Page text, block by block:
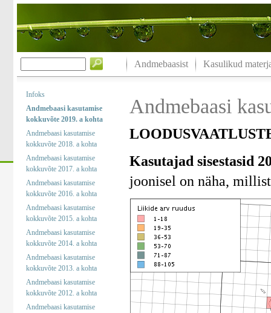
Andmebaasist Kasulikud
Infoks
Andmebaasi kasutamise
kokkuvõte 2019. a kohta
Andmebaasi kasutamise
kokkuvõte 2018. a kohta
Andmebaasi kasutamise
kokkuvõte 2017. a kohta
Andmebaasi kasutamise
kokkuvõte 2016. a kohta
Andmebaasi kasutamise
kokkuvõte 2015. a kohta
Andmebaasi kasutamise
kokkuvõte 2014. a kohta
Andmebaasi kasutamise
kokkuvõte 2013. a kohta
Andmebaasi kasutamise
kokkuvõte 2012. a kohta
Andmebaasi kasutamise
Andmebaasi
Kasutajad sisestasid
joonisel on näha,